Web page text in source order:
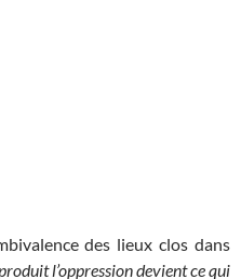
des lieux clos dans
l’oppression devient ce qui